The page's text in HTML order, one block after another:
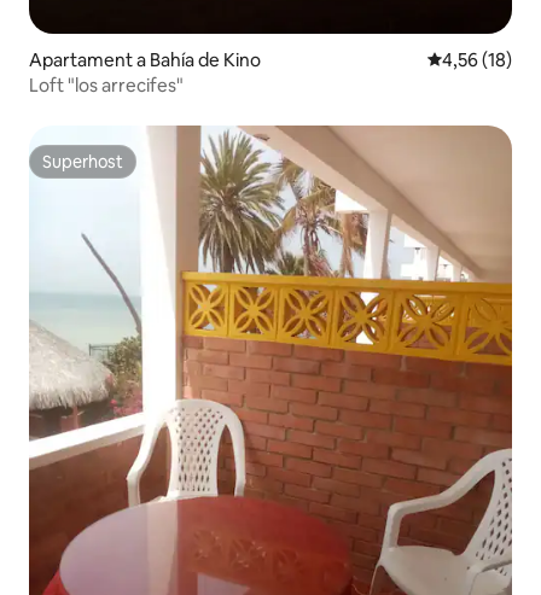
Apartament a Bahía de Kino 4,56 de
4,56 (18)
Loft "los arrecifes"
Superhost
Superhost